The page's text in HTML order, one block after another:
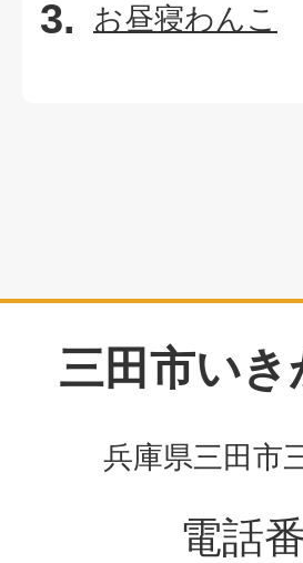
お昼寝わんこ
三田市い
兵庫県三田市
電話